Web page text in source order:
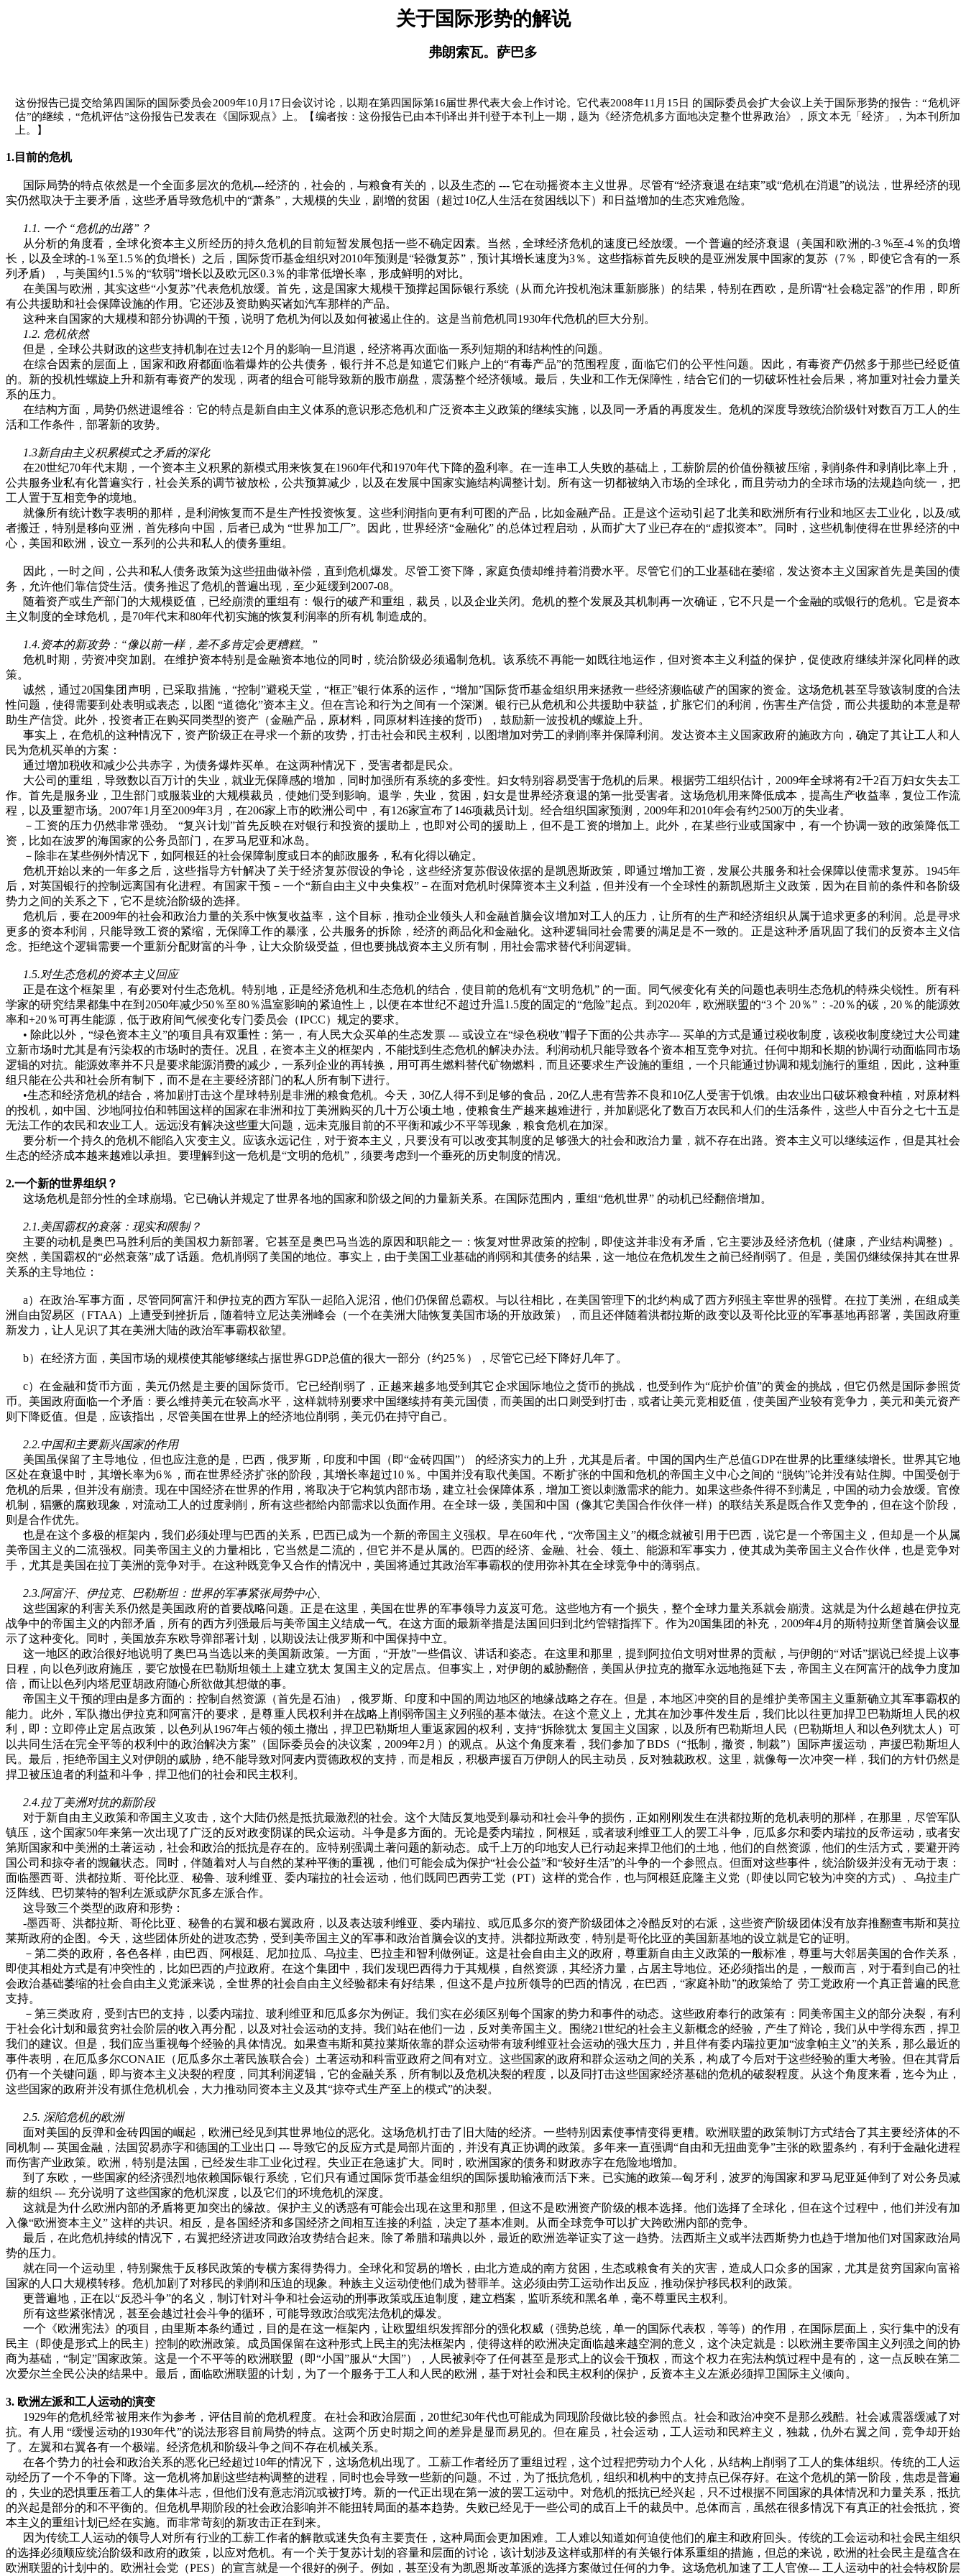
关于国际形势的解说
弗朗索瓦。萨巴多
这份报告已提交给第四国际的国际委员会2009年10 月 17 日会议讨论，以期在第四国际第16届世界代表大会上作讨论。它代表2008年11 月 15 日 的国际委员会扩大会议上关于国际形势的报告：“危机评
估”的继续， “危机评估”这份报告已发表在《国际观点》上。【编者按：这份报告已由本刊译出并刊登于本刊上一期，题为《经济危机多方面地决定整个世界政治》，原文本无「经济」，为本刊所加
上。】
1. 目前的危机
国际局势的特点依然是一个全面多层次的危机---经济的，社会的，与粮食有关的，以及生态的---它在动摇资本主义世界。尽管有“经济衰退在结束”或“危机在消退”的说法，世界经济的现
实仍然取决于主要矛盾，这些矛盾导致危机中的“萧条” ，大规模的失业，剧增的贫困（超过10亿人生活在贫困线以下）和日益增加的生态灾难危险。
1.1. 一个 “危机的出路”？
从分析的角度看，全球化资本主义所经历的持久危机的目前短暂发展包括一些不确定因素。当然，全球经济危机的速度已经放缓。一个普遍的经济衰退（美国和欧洲的-3 %至-4 ％的负增
长，以及全球的-1 ％至1.5％的负增长）之后，国际货币基金组织对2010年预测是“轻微复苏”，预计其增长速度为3％。这些指标首先反映的是亚洲发展中国家的复苏（7％，即使它含有的一系
列矛盾），与美国约1.5％的“软弱”增长以及欧元区0.3％的非常低增长率，形成鲜明的对比。
在美国与欧洲，其实这些“小复苏”代表危机放缓。首先，这是国家大规模干预撑起国际银行系统（从而允许投机泡沫重新膨胀）的结果，特别在西欧，是所谓“社会稳定器”的作用，即所
有公共援助和社会保障设施的作用。它还涉及资助购买诸如汽车那样的产品。
这种来自国家的大规模和部分协调的干预，说明了危机为何以及如何被遏止住的。这是当前危机同 1930年代危机的巨大分别。
1.2. 危机依然
但是，全球公共财政的这些支持机制在过去12个月的影响一旦消退，经济将再次面临一系列短期的和结构性的问题。
在综合因素的层面上，国家和政府都面临着爆炸的公共债务，银行并不总是知道它们账户上的“有毒产品”的范围程度，面临它们的公平性问题。因此，有毒资产仍然多于那些已经贬值
的。新的投机性螺旋上升和新有毒资产的发现，两者的组合可能导致新的股市崩盘，震荡整个经济领域。最后，失业和工作无保障性，结合它们的一切破坏性社会后果，将加重对社会力量关
系的压力。
在结构方面，局势仍然进退维谷：它的特点是新自由主义体系的意识形态危机和广泛资本主义政策的继续实施，以及同一矛盾的再度发生。危机的深度导致统治阶级针对数百万工人的生
活和工作条件，部署新的攻势。
1.3新自由主义积累模式之矛盾的深化
在20世纪70年代末期，一个资本主义积累的新模式用来恢复在1960年代和1970年代下降的盈利率。在一连串工人失败的基础上，工薪阶层的价值份额被压缩，剥削条件和剥削比率上升，
公共服务业私有化普遍实行，社会关系的调节被放松，公共预算减少，以及在发展中国家实施结构调整计划。所有这一切都被纳入市场的全球化，而且劳动力的全球市场的法规趋向统一，把
工人置于互相竞争的境地。
就像所有统计数字表明的那样，是利润恢复而不是生产性投资恢复。这些利润指向更有利可图的产品，比如金融产品。正是这个运动引起了北美和欧洲所有行业和地区去工业化，以及/或
者搬迁，特别是移向亚洲，首先移向中国，后者已成为 “世界加工厂”。因此，世界经济“金融化” 的总体过程启动，从而扩大了业已存在的“虚拟资本”。同时，这些机制使得在世界经济的中
心，美国和欧洲，设立一系列的公共和私人的债务重组。
因此，一时之间，公共和私人债务政策为这些扭曲做补偿，直到危机爆发。尽管工资下降，家庭负债却维持着消费水平。尽管它们的工业基础在萎缩，发达资本主义国家首先是美国的债
务，允许他们靠信贷生活。债务推迟了危机的普遍出现，至少延缓到 2007-08。
随着资产或生产部门的大规模贬值，已经崩溃的重组有：银行的破产和重组，裁员，以及企业关闭。危机的整个发展及其机制再一次确证，它不只是一个金融的或银行的危机。它是资本
主义制度的全球危机，是70年代末和80年代初实施的恢复利润率的所有机 制造成的。
1.4.资本的新攻势：“像以前一样，差不多肯定会更糟糕。”
危机时期，劳资冲突加剧。在维护资本特别是金融资本地位的同时，统治阶级必须遏制危机。该系统不再能一如既往地运作，但对资本主义利益的保护，促使政府继续并深化同样的政
策。
诚然，通过20国集团声明，已采取措施，“控制 ”避税天堂， “框正”银行体系的运作， “增加”国际货币基金组织用来拯救一些经济濒临破产的国家的资金。这场危机甚至导致该制度的合法
性问题，使得需要到处表明或表态，以图 “道德化”资本主义。但在言论和行为之间有一个深渊。银行已从危机和公共援助中获益，扩胀它们的利润，伤害生产信贷，而公共援助的本意是帮
助生产信贷。此外，投资者正在购买同类型的资产（金融产品，原材料，同原材料连接的货币），鼓励新一波投机的螺旋上升。
事实上，在危机的这种情况下，资产阶级正在寻求一个新的攻势，打击社会和民主权利，以图增加对劳工的剥削率并保障利润。发达资本主义国家政府的施政方向，确定了其让工人和人
民为危机买单的方案：
通过增加税收和减少公共赤字，为债务爆炸买单。在这两种情况下，受害者都是民众。
大公司的重组，导致数以百万计的失业，就业无保障感的增加，同时加强所有系统的多变性。妇女特别容易受害于危机的后果。根据劳工组织估计， 2009年全球将有2千2百万妇女失去工
作。首先是服务业，卫生部门或服装业的大规模裁员，使她们受到影响。退学，失业，贫困，妇女是世界经济衰退的第一批受害者。这场危机用来降低成本，提高生产收益率，复位工作流
程，以及重塑市场。 2007年1 月至2009年3月，在206家上市的欧洲公司中，有126家宣布了146项裁员计划。经合组织国家预测， 2009年和2010年会有约2500万的失业者。
－工资的压力仍然非常强劲。
“复兴计划”首先反映在对银行和投资的援助上，也即对公司的援助上，但不是工资的增加上。此外，在某些行业或国家中，有一个协调一致的政策降低工
资，比如在波罗的海国家的公务员部门，在罗马尼亚和冰岛。
－除非在某些例外情况下，如阿根廷的社会保障制度或日本的邮政服务，私有化得以确定。
危机开始以来的一年多之后，这些指导方针解决了关于经济复苏假设的争论，这些经济复苏假设依据的是凯恩斯政策，即通过增加工资，发展公共服务和社会保障以使需求复苏。 1945年
后，对英国银行的控制远离国有化进程。有国家干预－一个“新自由主义中央集权”－在面对危机时保障资本主义利益，但并没有一个全球性的新凯恩斯主义政策，因为在目前的条件和各阶级
势力之间的关系之下，它不是统治阶级的选择。
危机后，要在2009年的社会和政治力量的关系中恢复收益率，这个目标，推动企业领头人和金融首脑会议增加对工人的压力，让所有的生产和经济组织从属于追求更多的利润。总是寻求
更多的资本利润，只能导致工资的紧缩，无保障工作的暴涨，公共服务的拆除，经济的商品化和金融化。这种逻辑同社会需要的满足是不一致的。正是这种矛盾巩固了我们的反资本主义信
念。拒绝这个逻辑需要一个重新分配财富的斗争，让大众阶级受益，但也要挑战资本主义所有制，用社会需求替代利润逻辑。
1.5.对生态危机的资本主义回应
正是在这个框架里，有必要对付生态危机。特别地，正是经济危机和生态危机的结合，使目前的危机有“文明危机” 的一面。同气候变化有关的问题也表明生态危机的特殊尖锐性。所有科
学家的研究结果都集中在到 2050年减少50％至80％温室影响的紧迫性上，以便在本世纪不超过升温1.5度的固定的“危险”起点。到 2020年，欧洲联盟的“3 个 20％” ： -20％的碳， 20 ％的能源效
率和+20％可再生能源，低于政府间气候变化专门委员会（IPCC）规定的要求。
• 除此以外， “绿色资本主义”的项目具有双重性：第一，有人民大众买单的生态发票--- 或设立在“绿色税收”帽子下面的公共赤字--- 买单的方式是通过税收制度，该税收制度绕过大公司建
立新市场时尤其是有污染权的市场时的责任。况且，在资本主义的框架内，不能找到生态危机的解决办法。利润动机只能导致各个资本相互竞争对抗。任何中期和长期的协调行动面临同市场
逻辑的对抗。能源效率并不只是要求能源消费的减少，一系列企业的再转换，用可再生燃料替代矿物燃料，而且还要求生产设施的重组，一个只能通过协调和规划施行的重组，因此，这种重
组只能在公共和社会所有制下，而不是在主要经济部门的私人所有制下进行。
•生态和经济危机的结合，将加剧打击这个星球特别是非洲的粮食危机。今天， 30亿人得不到足够的食品， 20亿人患有营养不良和10亿人受害于饥饿。由农业出口破坏粮食种植，对原材料
的投机，如中国、沙地阿拉伯和韩国这样的国家在非洲和拉丁美洲购买的几十万公顷土地，使粮食生产越来越难进行，并加剧恶化了数百万农民和人们的生活条件，这些人中百分之七十五是
无法工作的农民和农业工人。远远没有解决这些重大问题，远未克服目前的不平衡和减少不平等现象，粮食危机在加深。
要分析一个持久的危机不能陷入灾变主义。应该永远记住，对于资本主义，只要没有可以改变其制度的足够强大的社会和政治力量，就不存在出路。资本主义可以继续运作，但是其社会
生态的经济成本越来越难以承担。要理解到这一危机是“文明的危机” ，须要考虑到一个垂死的历史制度的情况。
2.一个新的世界组织？
这场危机是部分性的全球崩塌。它已确认并规定了世界各地的国家和阶级之间的力量新关系。在国际范围内，重组“危机世界” 的动机已经翻倍增加。
2.1.美国霸权的衰落：现实和限制？
主要的动机是奥巴马胜利后的美国权力新部署。它甚至是奥巴马当选的原因和职能之一：恢复对世界政策的控制，即使这并非没有矛盾，它主要涉及经济危机（健康，产业结构调整）。
突然，美国霸权的“必然衰落”成了话题。危机削弱了美国的地位。事实上，由于美国工业基础的削弱和其债务的结果，这一地位在危机发生之前已经削弱了。但是，美国仍继续保持其在世界
关系的主导地位：
a）在政治-军事方面，尽管同阿富汗和伊拉克的西方军队一起陷入泥沼，他们仍保留总霸权。与以往相比，在美国管理下的北约构成了西方列强主宰世界的强臂。在拉丁美洲，在组成美
洲自由贸易区（FTAA ）上遭受到挫折后，随着特立尼达美洲峰会（一个在美洲大陆恢复美国市场的开放政策），而且还伴随着洪都拉斯的政变以及哥伦比亚的军事基地再部署，美国政府重
新发力，让人见识了其在美洲大陆的政治军事霸权欲望。
b）在经济方面，美国市场的规模使其能够继续占据世界GDP总值的很大一部分（约25％），尽管它已经下降好几年了。
c）在金融和货币方面，美元仍然是主要的国际货币。它已经削弱了，正越来越多地受到其它企求国际地位之货币的挑战，也受到作为“庇护价值”的黄金的挑战，但它仍然是国际参照货
币。美国政府面临一个矛盾：要么维持美元在较高水平，这样就特别要求中国继续持有美元国债，而美国的出口则受到打击，或者让美元竞相贬值，使美国产业较有竞争力，美元和美元资产
则下降贬值。但是，应该指出，尽管美国在世界上的经济地位削弱，美元仍在持守自己。
2.2.中国和主要新兴国家的作用
美国虽保留了主导地位，但也应注意的是，巴西，俄罗斯，印度和中国（即“金砖四国”） 的经济实力的上升，尤其是后者。中国的国内生产总值GDP在世界的比重继续增长。世界其它地
区处在衰退中时，其增长率为6％，而在世界经济扩张的阶段，其增长率超过10 ％。中国并没有取代美国。不断扩张的中国和危机的帝国主义中心之间的 “脱钩”论并没有站住脚。中国受创于
危机的后果，但并没有崩溃。现在中国经济在世界的作用，将取决于它构筑内部市场，建立社会保障体系，增加工资以刺激需求的能力。如果这些条件得不到满足，中国的动力会放缓。官僚
机制，猖獗的腐败现象，对流动工人的过度剥削，所有这些都给内部需求以负面作用。在全球一级，美国和中国（像其它美国合作伙伴一样）的联结关系是既合作又竞争的，但在这个阶段，
则是合作优先。
也是在这个多极的框架内，我们必须处理与巴西的关系，巴西已成为一个新的帝国主义强权。早在60年代， “次帝国主义 ”的概念就被引用于巴西，说它是一个帝国主义，但却是一个从属
美帝国主义的二流强权。同美帝国主义的力量相比，它当然是二流的，但它并不是从属的。巴西的经济、金融、社会、领土、能源和军事实力，使其成为美帝国主义合作伙伴，也是竞争对
手，尤其是美国在拉丁美洲的竞争对手。在这种既竞争又合作的情况中，美国将通过其政治军事霸权的使用弥补其在全球竞争中的薄弱点。
2.3.阿富汗、 伊拉克、 巴勒斯坦：世界的军事紧张局势中心、
这些国家的利害关系仍然是美国政府的首要战略问题。正是在这里，美国在世界的军事领导力岌岌可危。这些地方有一个损失，整个全球力量关系就会崩溃。这就是为什么超越在伊拉克
战争中的帝国主义的内部矛盾，所有的西方列强最后与美帝国主义结成一气。在这方面的最新举措是法国回归到北约管辖指挥下。作为20国集团的补充， 2009年4月的斯特拉斯堡首脑会议显
示了这种变化。同时，美国放弃东欧导弹部署计划，以期设法让俄罗斯和中国保持中立。
这一地区的政治很好地说明了奥巴马当选以来的美国新政策。一方面， “开放”一些倡议、讲话和姿态。在这里和那里，提到阿拉伯文明对世界的贡献，与伊朗的“对话”据说已经提上议事
日程，向以色列政府施压，要它放慢在巴勒斯坦领土上建立犹太 复国主义的定居点。但事实上，对伊朗的威胁翻倍，美国从伊拉克的撤军永远地拖延下去，帝国主义在阿富汗的战争力度加
倍，而让以色列内塔尼亚胡政府随心所欲做其想做的事。
帝国主义干预的理由是多方面的：控制自然资源（首先是石油），俄罗斯、印度和中国的周边地区的地缘战略之存在。但是，本地区冲突的目的是维护美帝国主义重新确立其军事霸权的
能力。此外，军队撤出伊拉克和阿富汗的要求，是尊重人民权利并在战略上削弱帝国主义列强的基本做法。在这个意义上，尤其在加沙事件发生后，我们比以往更加捍卫巴勒斯坦人民的权
利，即：立即停止定居点政策，以色列从1967年占领的领土撤出，捍卫巴勒斯坦人重返家园的权利，支持“拆除犹太 复国主义国家，以及所有巴勒斯坦人民（巴勒斯坦人和以色列犹太人）可
以共同生活在完全平等的权利中的政治解决方案”（国际委员会的决议案， 2009年2 月）的观点。从这个角度来看，我们参加了BDS （“抵制，撤资，制裁”）国际声援运动，声援巴勒斯坦人
民。最后，拒绝帝国主义对伊朗的威胁，绝不能导致对阿麦内贾德政权的支持，而是相反，积极声援百万伊朗人的民主动员，反对独裁政权。这里，就像每一次冲突一样，我们的方针仍然是
捍卫被压迫者的利益和斗争，捍卫他们的社会和民主权利。
2.4.拉丁美洲对抗的新阶段
对于新自由主义政策和帝国主义攻击，这个大陆仍然是抵抗最激烈的社会。这个大陆反复地受到暴动和社会斗争的损伤，正如刚刚发生在洪都拉斯的危机表明的那样，在那里，尽管军队
镇压，这个国家50年来第一次出现了广泛的反对政变阴谋的民众运动。斗争是多方面的。无论是委内瑞拉，阿根廷，或者玻利维亚工人的罢工斗争，厄瓜多尔和委内瑞拉的反帝运动，或者安
第斯国家和中美洲的土著运动，社会和政治的抵抗是存在的。应特别强调土著问题的新动态。成千上万的印地安人已行动起来捍卫他们的土地，他们的自然资源，他们的生活方式，要避开跨
国公司和掠夺者的觊觎状态。同时，伴随着对人与自然的某种平衡的重视，他们可能会成为保护“社会公益”和“较好生活”的斗争的一个参照点。但面对这些事件，统治阶级并没有无动于衷：
面临墨西哥、洪都拉斯、哥伦比亚、秘鲁、玻利维亚、委内瑞拉的社会运动，他们既同巴西劳工党（PT）这样的党合作，也与阿根廷庇隆主义党（即使以同它较为冲突的方式）、乌拉圭广
泛阵线、巴切莱特的智利左派或萨尔瓦多左派合作。
这导致三个类型的政府和形势：
-墨西哥、洪都拉斯、哥伦比亚、秘鲁的右翼和极右翼政府，以及表达玻利维亚、委内瑞拉、或厄瓜多尔的资产阶级团体之冷酷反对的右派，这些资产阶级团体没有放弃推翻查韦斯和莫拉
莱斯政府的企图。今天，这些团体所处的进攻态势，受到美帝国主义的军事和政治首脑会议的支持。洪都拉斯政变，特别是哥伦比亚的美国新基地的设立就是它的证明。
－第二类的政府，各色各样，由巴西、阿根廷、尼加拉瓜、乌拉圭、巴拉圭和智利做例证。这是社会自由主义的政府，尊重新自由主义政策的一般标准，尊重与大邻居美国的合作关系，
即使其相处方式是有冲突性的，比如巴西的卢拉政府。在这个集团中，我们发现巴西得力于其规模，自然资源，其经济力量，占居主导地位。还必须指出的是，一般而言，对于看到自己的社
会政治基础萎缩的社会自由主义党派来说，全世界的社会自由主义经验都未有好结果，但这不是卢拉所领导的巴西的情况，在巴西， “家庭补助”的政策给了 劳工党政府一个真正普遍的民意
支持。
－第三类政府，受到古巴的支持，以委内瑞拉、玻利维亚和厄瓜多尔为例证。我们实在必须区别每个国家的势力和事件的动态。这些政府奉行的政策有：同美帝国主义的部分决裂，有利
于社会化计划和最贫穷社会阶层的收入再分配，以及对社会运动的支持。我们站在他们一边，反对美帝国主义。围绕21世纪的社会主义新概念的经验，产生了辩论，我们从中学得东西，捍卫
我们的建议。但是，我们应当重视每个经验的具体情况。如果查韦斯和莫拉莱斯依靠的群众运动带有玻利维亚社会运动的强大压力，并且伴有委内瑞拉更加“波拿帕主义”的关系，那么最近的
事件表明，在厄瓜多尔CONAIE （厄瓜多尔土著民族联合会）土著运动和科雷亚政府之间有对立。这些国家的政府和群众运动之间的关系，构成了今后对于这些经验的重大考验。但在其背后
仍有一个关键问题，即与资本主义决裂的程度，同其利润逻辑，它的金融关系，所有制以及危机决裂的程度，以及同打击这些国家经济基础的危机的破裂程度。从这个角度来看，迄今为止，
这些国家的政府并没有抓住危机机会，大力推动同资本主义及其“掠夺式生产至上的模式”的决裂。
2.5. 深陷危机的欧洲
面对美国的反弹和金砖四国的崛起，欧洲已经见到其世界地位的恶化。这场危机打击了旧大陆的经济。一些特别因素使事情变得更糟。欧洲联盟的政策制订方式结合了其主要经济体的不
同机制 ---英国金融，法国贸易赤字和德国的工业出口 ---导致它的反应方式是局部片面的，并没有真正协调的政策。多年来一直强调“自由和无扭曲竞争”主张的欧盟条约，有利于金融化进程
而伤害产业政策。欧洲，特别是法国，已经发生非工业化过程。失业正在急速扩大。同时，欧洲国家的债务和财政赤字在危险地增加。
到了东欧，一些国家的经济强烈地依赖国际银行系统，它们只有通过国际货币基金组织的国际援助输液而活下来。已实施的政策---匈牙利，波罗的海国家和罗马尼亚延伸到了对公务员减
薪的组织 --- 充分说明了这些国家的危机深度，以及它们的环境危机的深度。
这就是为什么欧洲内部的矛盾将更加突出的缘故。保护主义的诱惑有可能会出现在这里和那里，但这不是欧洲资产阶级的根本选择。他们选择了全球化，但在这个过程中，他们并没有加
入像“欧洲资本主义” 这样的共识。相反，是各国经济和多国经济之间相互连接的利益，决定了基本准则。从而全球竞争可以扩大跨欧洲内部的竞争。
最后，在此危机持续的情况下，右翼把经济进攻同政治攻势结合起来。除了希腊和瑞典以外，最近的欧洲选举证实了这一趋势。法西斯主义或半法西斯势力也趋于增加他们对国家政治局
势的压力。
就在同一个运动里，特别聚焦于反移民政策的专横方案得势得力。全球化和贸易的增长，由北方造成的南方贫困，生态或粮食有关的灾害，造成人口众多的国家，尤其是贫穷国家向富裕
国家的人口大规模转移。危机加剧了对移民的剥削和压迫的现象。种族主义运动使他们成为替罪羊。这必须由劳工运动作出反应，推动保护移民权利的政策。
更普遍地，正在以“反恐斗争”的名义，制订针对斗争和社会运动的刑事政策或压迫制度，建立档案，监听系统和黑名单，毫不尊重民主权利。
所有这些紧张情况，甚至会越过社会斗争的循环，可能导致政治或宪法危机的爆发。
一个《欧洲宪法》的项目，由里斯本条约通过，目的是在这一框架内，让欧盟组织发挥部分的强化权威（强势总统，单一的国际代表权，等等）的作用，在国际层面上，实行集中的没有
民主（即使是形式上的民主）控制的欧洲政策。成员国保留在这种形式上民主的宪法框架内，使得这样的欧洲决定面临越来越空洞的意义，这个决定就是：以欧洲主要帝国主义列强之间的协
商为基础，“制定”国家政策。这是一个不平等的欧洲联盟（即“小国”服从“大国”），人民被剥夺了任何甚至是形式上的议会干预权，而这个权力在宪法构筑过程中是有的，这一点反映在第二
次爱尔兰全民公决的结果中。最后，面临欧洲联盟的计划，为了一个服务于工人和人民的欧洲，基于对社会和民主权利的保护，反资本主义左派必须捍卫国际主义倾向。
3. 欧洲左派和工人运动的演变
1929年的危机经常被用来作为参考，评估目前的危机程度。在社会和政治层面， 20世纪30年代也可能成为同现阶段做比较的参照点。社会和政治冲突不是那么残酷。社会减震器缓减了对
抗。有人用 “缓慢运动的1930年代”的说法形容目前局势的特点。这两个历史时期之间的差异是显而易见的。但在雇员，社会运动，工人运动和民粹主义，独裁，仇外右翼之间，竞争却开始
了。左翼和右翼各有一个极端。经济危机和阶级斗争之间不存在机械关系。
在各个势力的社会和政治关系的恶化已经超过10年的情况下，这场危机出现了。工薪工作者经历了重组过程，这个过程把劳动力个人化，从结构上削弱了工人的集体组织。传统的工人运
动经历了一个不争的下降。这一危机将加剧这些结构调整的进程，同时也会导致一些新的问题。不过，为了抵抗危机，组织和机构中的支持点已保存好。在这个危机的第一阶段，焦虑是普遍
的，失业的恐惧重压着工人的集体斗志，但他们没有意志消沉或被打垮。新的一代正出现在第一波的罢工运动中。对危机的抵抗已经兴起，只不过根据不同国家的具体情况和力量关系，抵抗
的兴起是部分的和不平衡的。但危机早期阶段的社会政治影响并不能扭转局面的基本趋势。失败已经见于一些公司的成百上千的裁员中。总体而言，虽然在很多情况下有真正的社会抵抗，资
本主义的重组计划已经在实施。而非常苛刻的新攻击正在到来。
因为传统工人运动的领导人对所有行业的工薪工作者的解散或迷失负有主要责任，这种局面会更加困难。工人难以知道如何迫使他们的雇主和政府回头。传统的工会运动和社会民主组织
的选择必须顺应统治阶级和政府的政策，以应对危机。有一个关于复苏计划的容量和层面的讨论，该计划涉及这样或那样的有关银行体系重组的措施，但总的来说，欧洲的社会民主是蕴含在
欧洲联盟的计划中的。欧洲社会党（PES）的宣言就是一个很好的例子。例如，甚至没有为凯恩斯改革派的选择方案做过任何的力争。这场危机加速了工人官僚--- 工人运动中的社会特权阶层